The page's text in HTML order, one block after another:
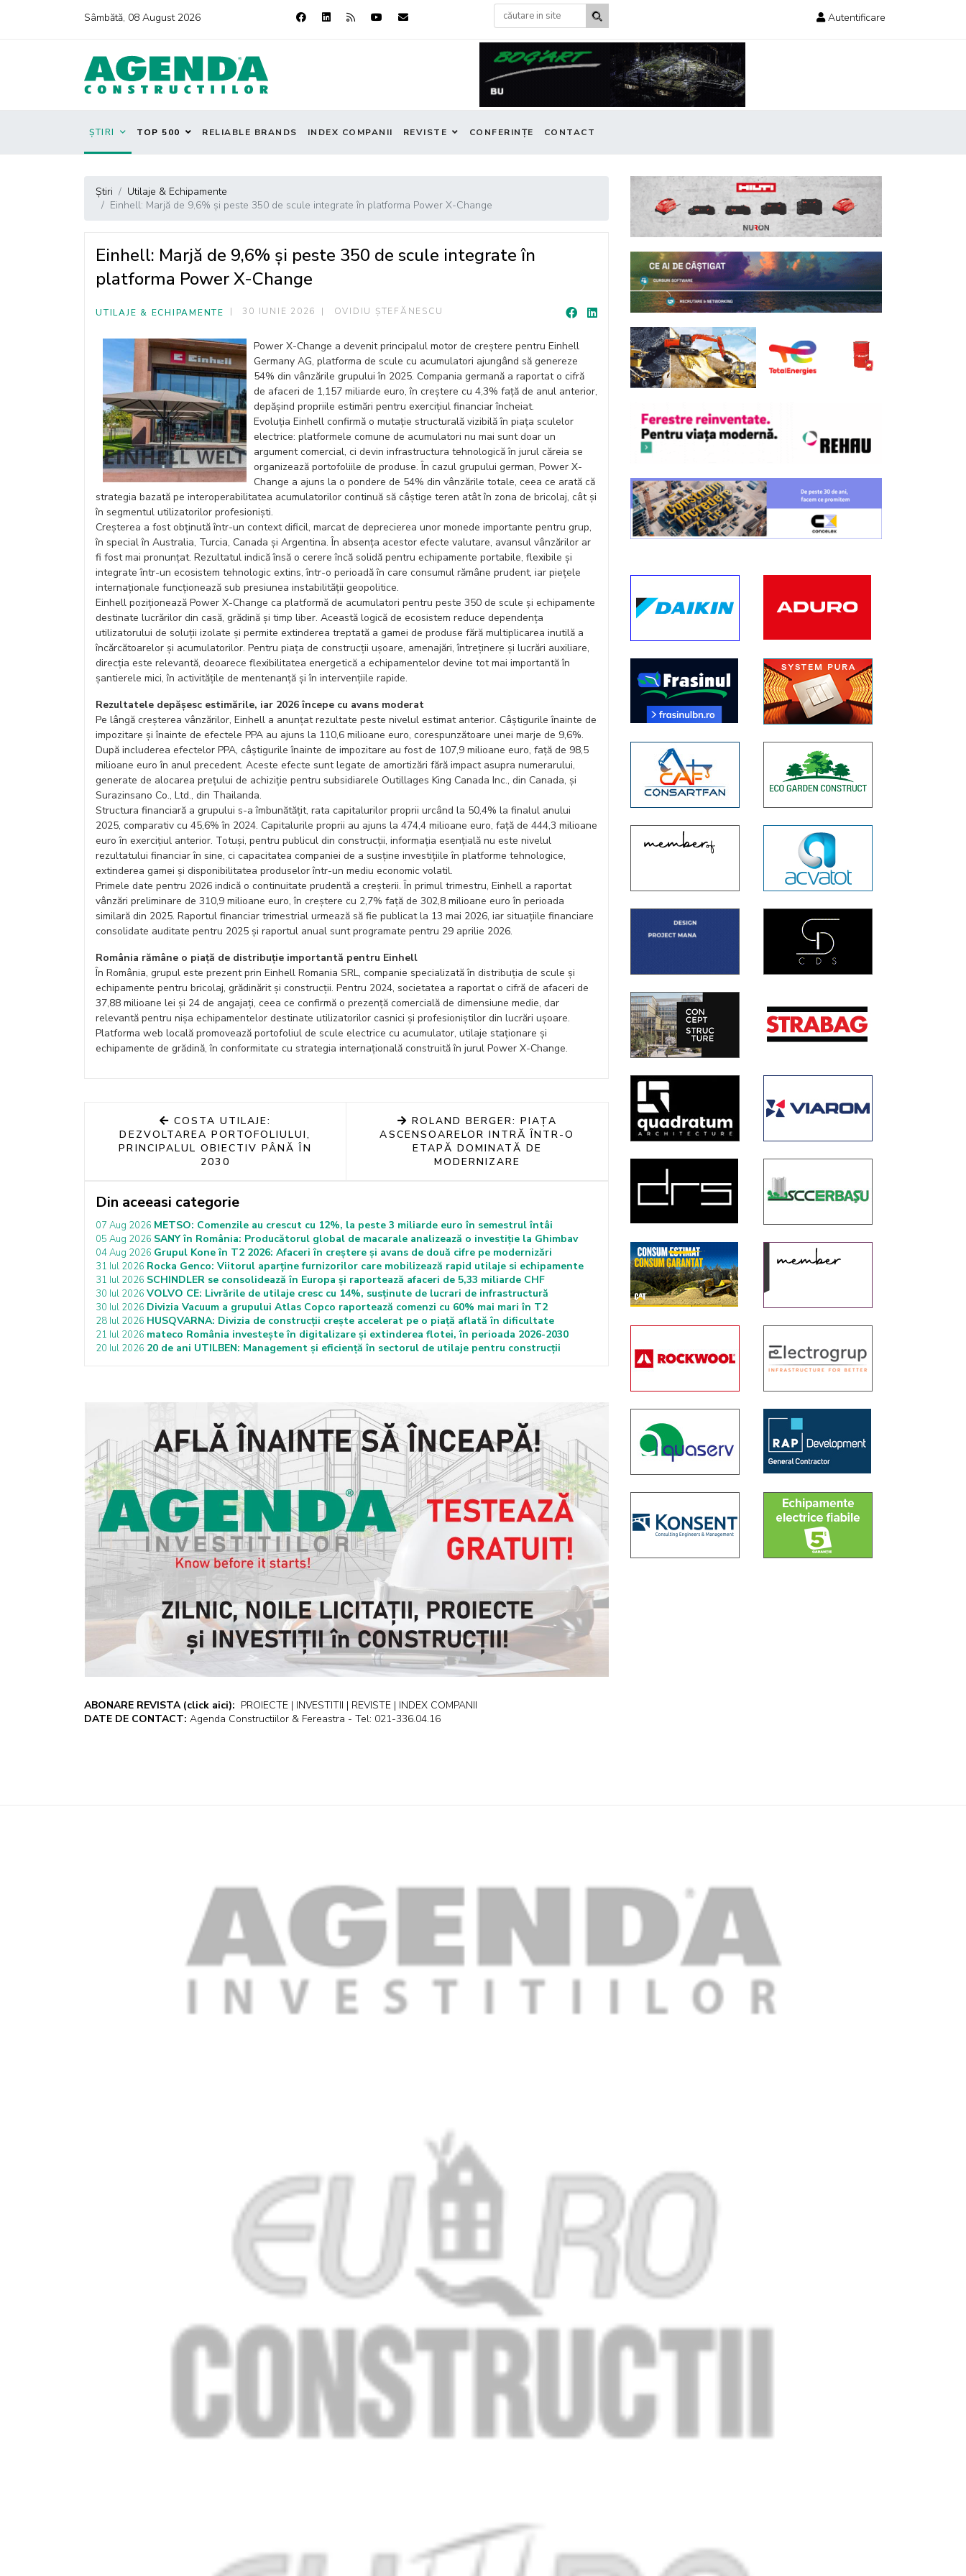
Sâmbătă, 08 August 2026 Autentificare
ȘTIRI TOP 500 RELIABLE BRANDS INDEX COMPANII REVISTE CONFERINȚE CONTACT
Știri
Utilaje & Echipamente
Einhell: Marjă de 9,6% și peste 350 de scule integrate în platforma Power X-Change
Einhell: Marjă de 9,6% și peste 350 de scule integrate în
platforma Power X-Change
UTILAJE & ECHIPAMENTE 30 IUNIE 2026 OVIDIU ȘTEFĂNESCU
Power X-Change a devenit principalul motor de creștere pentru Einhell
Germany AG, platforma de scule cu acumulatori ajungând să genereze
54% din vânzările grupului în 2025. Compania germană a raportat o cifră
de afaceri de 1,157 miliarde euro, în creștere cu 4,3% față de anul anterior,
depășind propriile estimări pentru exercițiul financiar încheiat.
Evoluția Einhell confirmă o mutație structurală vizibilă în piața sculelor
electrice: platformele comune de acumulatori nu mai sunt doar un
argument comercial, ci devin infrastructura tehnologică în jurul căreia se
organizează portofoliile de produse. În cazul grupului german, Power X-
Change a ajuns la o pondere de 54% din vânzările totale, ceea ce arată că
strategia bazată pe interoperabilitatea acumulatorilor continuă să câștige teren atât în zona de bricolaj, cât și
în segmentul utilizatorilor profesioniști.
Creșterea a fost obținută într-un context dificil, marcat de deprecierea unor monede importante pentru grup,
în special în Australia, Turcia, Canada și Argentina. În absența acestor efecte valutare, avansul vânzărilor ar
fi fost mai pronunțat. Rezultatul indică însă o cerere încă solidă pentru echipamente portabile, flexibile și
integrate într-un ecosistem tehnologic extins, într-o perioadă în care consumul rămâne prudent, iar piețele
internaționale funcționează sub presiunea instabilității geopolitice.
Einhell poziționează Power X-Change ca platformă de acumulatori pentru peste 350 de scule și echipamente
destinate lucrărilor din casă, grădină și timp liber. Această logică de ecosistem reduce dependența
utilizatorului de soluții izolate și permite extinderea treptată a gamei de produse fără multiplicarea inutilă a
încărcătoarelor și acumulatorilor. Pentru piața de construcții ușoare, amenajări, întreținere și lucrări auxiliare,
direcția este relevantă, deoarece flexibilitatea energetică a echipamentelor devine tot mai importantă în
șantierele mici, în activitățile de mentenanță și în intervențiile rapide.
Rezultatele depășesc estimările, iar 2026 începe cu avans moderat
Pe lângă creșterea vânzărilor, Einhell a anunțat rezultate peste nivelul estimat anterior. Câștigurile înainte de
impozitare și înainte de efectele PPA au ajuns la 110,6 milioane euro, corespunzătoare unei marje de 9,6%.
După includerea efectelor PPA, câștigurile înainte de impozitare au fost de 107,9 milioane euro, față de 98,5
milioane euro în anul precedent. Aceste efecte sunt legate de amortizări fără impact asupra numerarului,
generate de alocarea prețului de achiziție pentru subsidiarele Outillages King Canada Inc., din Canada, și
Surazinsano Co., Ltd., din Thailanda.
Structura financiară a grupului s-a îmbunătățit, rata capitalurilor proprii urcând la 50,4% la finalul anului
2025, comparativ cu 45,6% în 2024. Capitalurile proprii au ajuns la 474,4 milioane euro, față de 444,3 milioane
euro în exercițiul anterior. Totuși, pentru publicul din construcții, informația esențială nu este nivelul
rezultatului financiar în sine, ci capacitatea companiei de a susține investițiile în platforme tehnologice,
extinderea gamei și disponibilitatea produselor într-un mediu economic volatil.
Primele date pentru 2026 indică o continuitate prudentă a creșterii. În primul trimestru, Einhell a raportat
vânzări preliminare de 310,9 milioane euro, în creștere cu 2,7% față de 302,8 milioane euro în perioada
similară din 2025. Raportul financiar trimestrial urmează să fie publicat la 13 mai 2026, iar situațiile financiare
consolidate auditate pentru 2025 și raportul anual sunt programate pentru 29 aprilie 2026.
România rămâne o piață de distribuție importantă pentru Einhell
În România, grupul este prezent prin Einhell Romania SRL, companie specializată în distribuția de scule și
echipamente pentru bricolaj, grădinărit și construcții. Pentru 2024, societatea a raportat o cifră de afaceri de
37,88 milioane lei și 24 de angajați, ceea ce confirmă o prezență comercială de dimensiune medie, dar
relevantă pentru nișa echipamentelor destinate utilizatorilor casnici și profesioniștilor din lucrări ușoare.
Platforma web locală promovează portofoliul de scule electrice cu acumulator, utilaje staționare și
echipamente de grădină, în conformitate cu strategia internațională construită în jurul Power X-Change.
COSTA UTILAJE:
DEZVOLTAREA PORTOFOLIULUI,
PRINCIPALUL OBIECTIV PÂNĂ ÎN
2030
ROLAND BERGER: PIAȚA
ASCENSOARELOR INTRĂ ÎNTR-O
ETAPĂ DOMINATĂ DE
MODERNIZARE
Din aceeasi categorie
07 Aug 2026 METSO: Comenzile au crescut cu 12%, la peste 3 miliarde euro în semestrul întâi
05 Aug 2026 SANY în România: Producătorul global de macarale analizează o investiție la Ghimbav
04 Aug 2026 Grupul Kone în T2 2026: Afaceri în creștere și avans de două cifre pe modernizări
31 Iul 2026 Rocka Genco: Viitorul aparține furnizorilor care mobilizează rapid utilaje si echipamente
31 Iul 2026 SCHINDLER se consolidează în Europa și raportează afaceri de 5,33 miliarde CHF
30 Iul 2026 VOLVO CE: Livrările de utilaje cresc cu 14%, susținute de lucrari de infrastructură
30 Iul 2026 Divizia Vacuum a grupului Atlas Copco raportează comenzi cu 60% mai mari în T2
28 Iul 2026 HUSQVARNA: Divizia de construcții crește accelerat pe o piață aflată în dificultate
21 Iul 2026 mateco România investește în digitalizare și extinderea flotei, în perioada 2026-2030
20 Iul 2026 20 de ani UTILBEN: Management și eficiență în sectorul de utilaje pentru construcții
ABONARE REVISTA (click aici): PROIECTE | INVESTITII | REVISTE | INDEX COMPANII
DATE DE CONTACT: Agenda Constructiilor & Fereastra - Tel: 021-336.04.16